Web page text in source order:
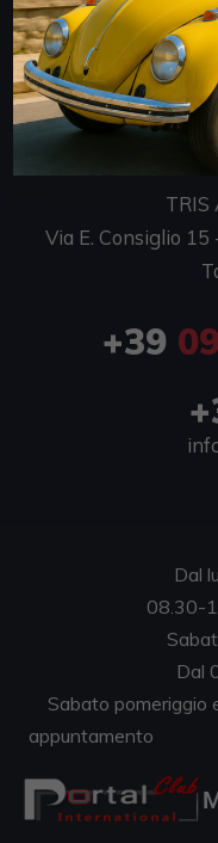
Via E. Consiglio 7
TRIS
Via E. Consiglio
+39
Dal
08.30-
Sabato
Dal 04/07
Sabato pomeriggio
appuntamento